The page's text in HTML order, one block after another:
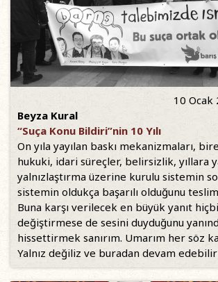
10 Ocak
Beyza Kural
“Suça Konu Bildiri”nin 10 Yılı
On yıla yayılan baskı mekanizmaları,
hukuki, idari süreçler, belirsizlik, yıllara
yalnızlaştırma üzerine kurulu sistemin
sistemin oldukça başarılı olduğunu
Buna karşı verilecek en büyük yanıt
değiştirmese de sesini duyduğunu
hissettirmek sanırım. Umarım her söz
Yalnız değiliz ve buradan devam